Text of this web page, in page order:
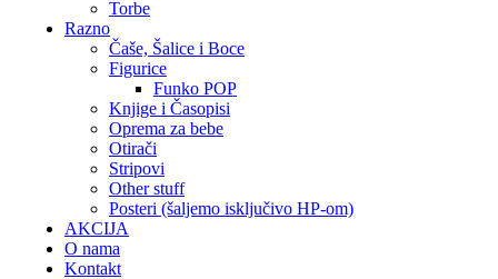
Torbe
Razno
Čaše, Šalice i Boce
Figurice
Funko POP
Knjige i Časopisi
Oprema za bebe
Otirači
Stripovi
Other stuff
Posteri (šaljemo isključivo HP-om)
AKCIJA
O nama
Kontakt